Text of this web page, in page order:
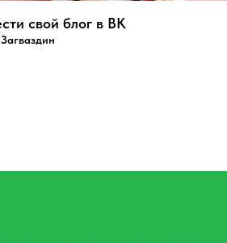
свой блог в ВК